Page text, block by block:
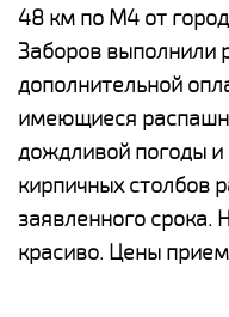
48 км по М4 от
Заборов выполнили
дополнительной
имеющиеся
дождливой погоды и
кирпичных столбов
заявленного срока.
красиво. Цены